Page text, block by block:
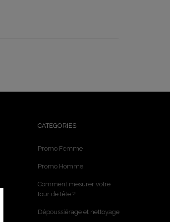
CATEGORIES
Promo Femme
Promo Homme
Comment mesurer votre
tour de tête ?
Dépoussiérage et nettoyage